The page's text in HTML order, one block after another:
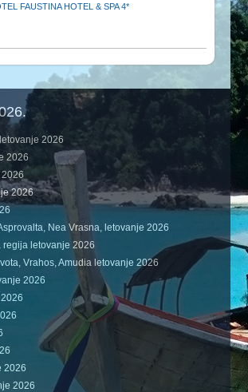
FAUSTINA HOTEL & SPA 4*
2026
2026
2026
Nea Vrasna, letovanje 2026
regija letovanje 2026
Vrahos, Amudia letovanje 2026
2026
2026
2026